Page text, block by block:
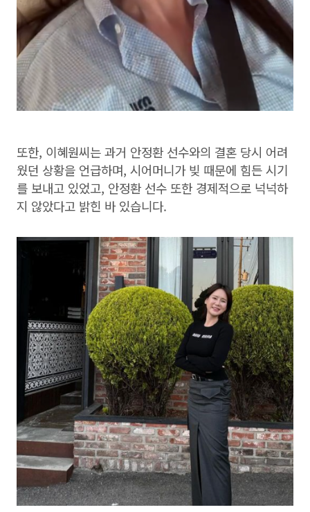
또한, 이혜원씨는 과거 안정환 선수와의 결혼 당시 어려
웠던 상황을 언급하며, 시어머니가 빚 때문에 힘든 시기
를 보내고 있었고, 안정환 선수 또한 경제적으로 넉넉하
지 않았다고 밝힌 바 있습니다.